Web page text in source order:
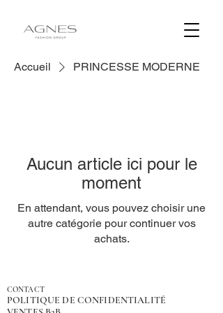
Accueil PRINCESSE MODERNE
Aucun article ici pour le
moment
En attendant, vous pouvez choisir une
autre catégorie pour continuer vos
achats.
CONTACT
POLITIQUE DE CONFIDENTIALITÉ